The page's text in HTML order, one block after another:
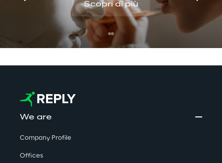
Scopri di più
No contents here.
We are
Company Profile
Offices